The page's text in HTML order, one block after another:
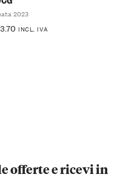
2023
INCL. IVA
offerte e ricevi in